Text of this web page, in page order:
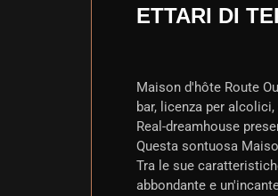
ETTARI DI
Maison d'hôte Route
bar, licenza per
Real-dreamhouse
Questa sontuosa
Tra le sue
abbondante e